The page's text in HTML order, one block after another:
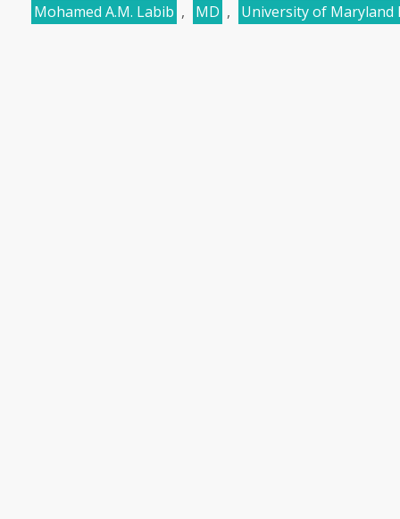
Mohamed A.M. Labib , MD , University of Maryland